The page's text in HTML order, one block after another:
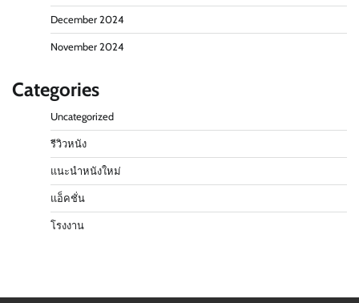
December 2024
November 2024
Categories
Uncategorized
รีวิวหนัง
แนะนำหนังใหม่
แอ็คชั่น
โรงงาน